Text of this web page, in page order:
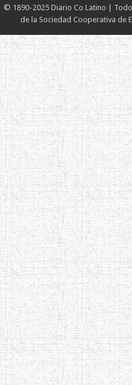
© 1890-2025 Diario Co Latino |
de la Sociedad Cooperativa de